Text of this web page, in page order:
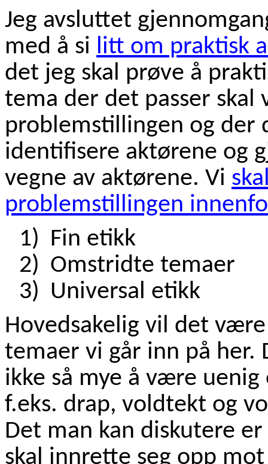
Jeg avsluttet
med å si litt om praktisk
det jeg skal prøve å
tema der det passer skal
problemstillingen og der
identifisere aktørene og
vegne av aktørene. Vi
problemstillingen
1) Fin etikk
2) Omstridte temaer
3) Universal etikk
Hovedsakelig vil det
temaer vi går inn på her.
ikke så mye å være
f.eks. drap, voldtekt og
Det man kan diskutere
skal innrette seg opp